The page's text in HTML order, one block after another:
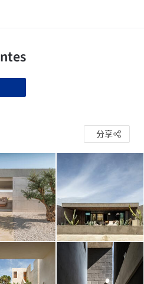
分享